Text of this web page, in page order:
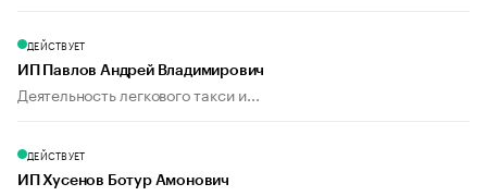
ДЕЙСТВУЕТ
ИП Павлов Андрей Владимирович
Деятельность легкового такси и...
ДЕЙСТВУЕТ
ИП Хусенов Ботур Амонович